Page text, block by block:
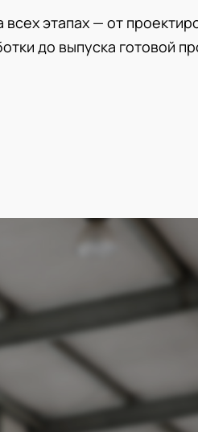
этапах — от
до выпуска готовой